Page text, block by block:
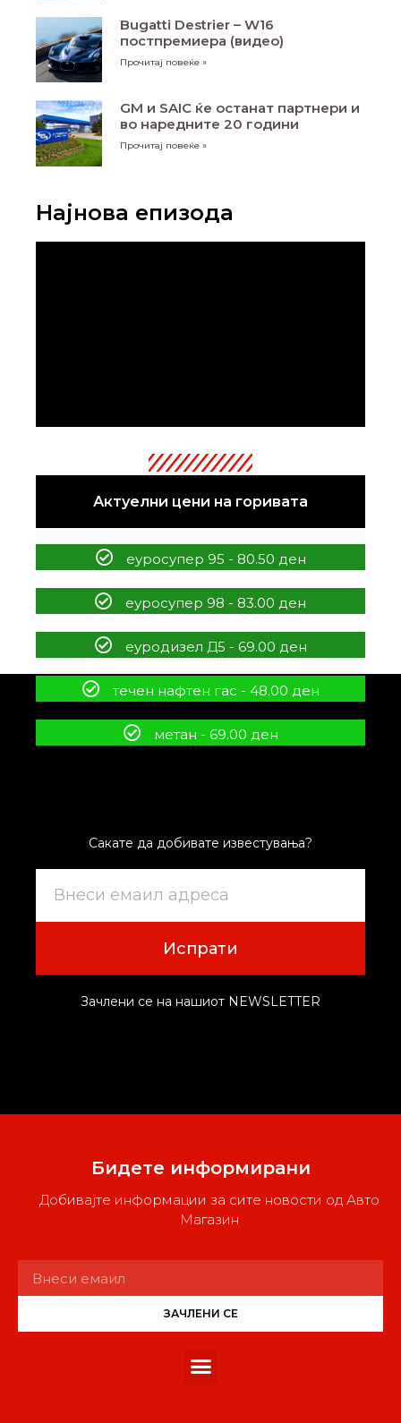
Bugatti Destrier – W16
постпремиера (видео)
Прочитај повеќе »
GM и SAIC ќе останат партнери и
во наредните 20 години
Прочитај повеќе »
Најнова епизода
Актуелни цени на горивата
еуросупер 95 - 80.50 ден
еуросупер 98 - 83.00 ден
еуродизел Д5 - 69.00 ден
течен нафтен гас - 48.00 ден
метан - 69.00 ден
Сакате да добивате известувања?
Испрати
Зачлени се на нашиот NEWSLETTER
Бидете информирани
Добивајте информации за сите новости од Авто
Магазин
ЗАЧЛЕНИ СЕ